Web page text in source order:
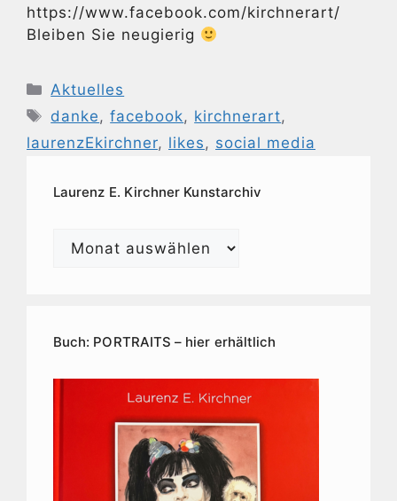
https://www.facebook.com/kirchnerart/
Bleiben Sie neugierig
Kategorien
Aktuelles
Schlagwörter
danke ,facebook, kirchnerart,
laurenzEkirchner, likes , social media
Laurenz E. Kirchner Kunstarchiv
Laurenz
Buch: PORTRAITS – hier erhältlich